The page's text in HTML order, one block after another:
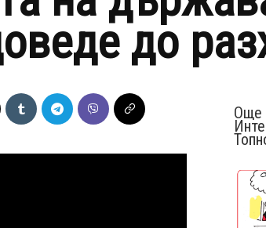
до
Още